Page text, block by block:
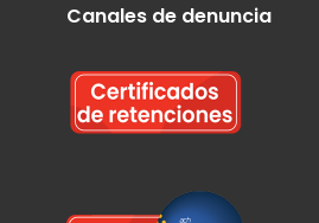
Canales de denuncia